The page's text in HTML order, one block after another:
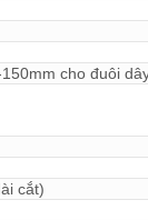
cho đuôi
cắt)